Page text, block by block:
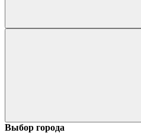
Выбор города